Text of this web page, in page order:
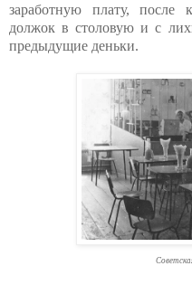
заработную плату, после
должок в столовую и с
предыдущие деньки.